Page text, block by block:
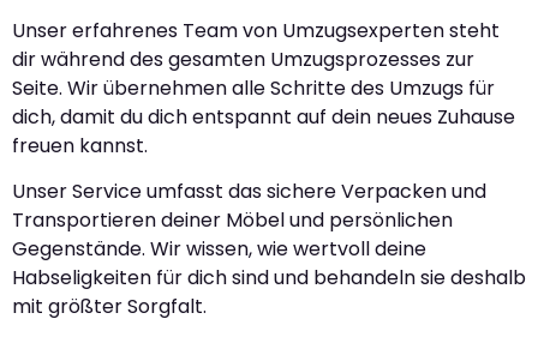
Unser erfahrenes Team von Umzugsexperten steht
dir während des gesamten Umzugsprozesses zur
Seite. Wir übernehmen alle Schritte des Umzugs für
dich, damit du dich entspannt auf dein neues Zuhause
freuen kannst.
Unser Service umfasst das sichere Verpacken und
Transportieren deiner Möbel und persönlichen
Gegenstände. Wir wissen, wie wertvoll deine
Habseligkeiten für dich sind und behandeln sie deshalb
mit größter Sorgfalt.